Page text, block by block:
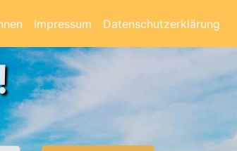
Impressum Datenschutzerklärung